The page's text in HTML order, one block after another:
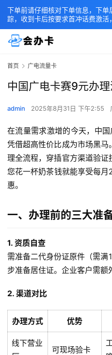
首页 广电流量卡
中国广电卡赛9元办
admin 2025年8月31日 下午2:55
在流量需求激增的今天，中
凭借超高性价比成为市场黑
理全流程，穿插官方渠道验
您花一杯奶茶钱就能享受每
惠。
一、办理前的三大准
1. 资质自查
需准备二代身份证原件（需满
步准备居住证。企业客户需额
2. 渠道对比
办理方式 优势
线下营业
可现场验卡
下单前请仔细核对下单信息，下
踪，收到卡后按要求首冲话费激活